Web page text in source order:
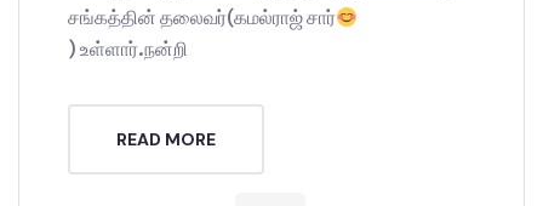
சங்கத்தின் தலைவர்(கமல்ராஜ் சார்
) உள்ளார்.நன்றி
READ MORE